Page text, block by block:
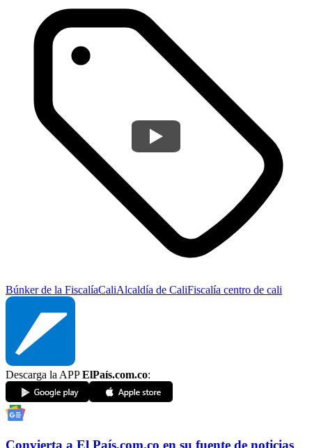
Búnker de la FiscalíaCaliAlcaldía de CaliFiscalía centro de cali
Descarga la APPElPaís.com.co:
Convierta a El País.com.co en su fuente de noticias